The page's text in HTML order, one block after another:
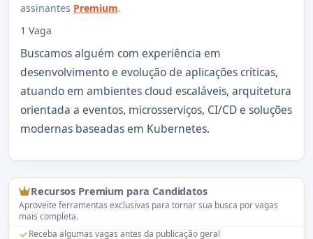
assinantes Premium.
1 Vaga
Buscamos alguém com experiência em
desenvolvimento e evolução de aplicações críticas,
atuando em ambientes cloud escaláveis, arquitetura
orientada a eventos, microsserviços, CI/CD e soluções
modernas baseadas em Kubernetes.
Recursos Premium para Candidatos
Aproveite ferramentas exclusivas para tornar sua busca por vagas
mais completa.
Receba algumas vagas antes da publicação geral